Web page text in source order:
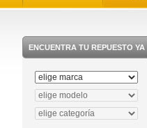
ENCUENTRA TU REPUESTO YA